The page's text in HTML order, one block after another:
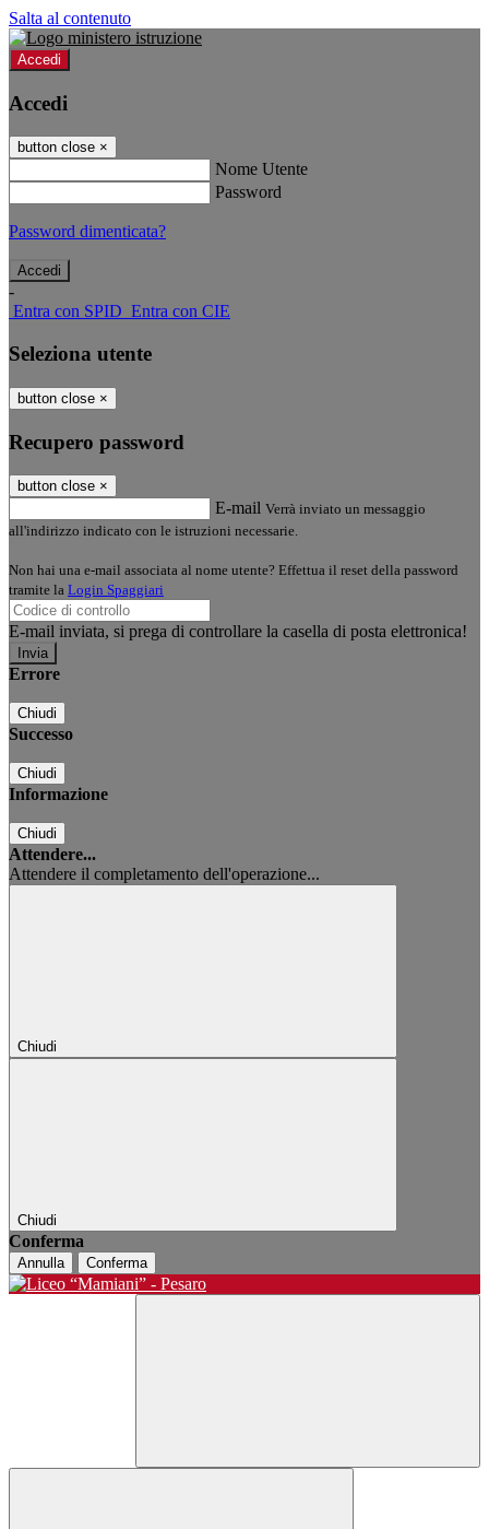
Salta al contenuto
Accedi
Accedi
button close ×
Nome Utente
Password
Password dimenticata?
-
Entra con SPID Entra con CIE
Seleziona utente
button close ×
Recupero password
button close ×
E-mail Verrà inviato un messaggio
all'indirizzo indicato con le istruzioni necessarie.
Non hai una e-mail associata al nome utente? Effettua il reset della password
tramite la Login Spaggiari
E-mail inviata, si prega di controllare la casella di posta elettronica!
Errore
Chiudi
Successo
Chiudi
Informazione
Chiudi
Attendere...
Attendere il completamento dell'operazione...
Chiudi
Chiudi
Conferma
Annulla Conferma